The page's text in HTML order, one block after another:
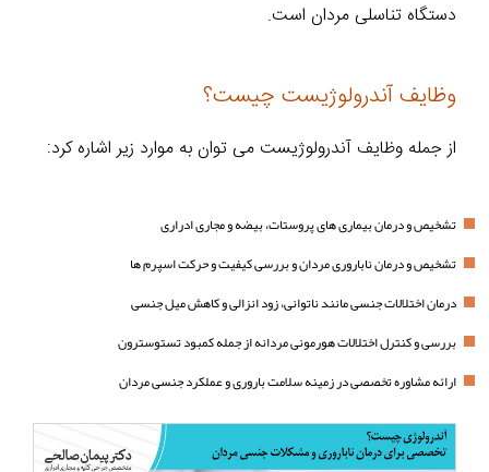
دستگاه تناسلی مردان است.
وظایف آندرولوژیست چیست؟
از جمله وظایف آندرولوژیست می‌ توان به موارد زیر اشاره کرد:
تشخیص و درمان بیماری‌ های پروستات، بیضه و مجاری ادراری
تشخیص و درمان ناباروری مردان و بررسی کیفیت و حرکت اسپرم‌ ها
درمان اختلالات جنسی مانند ناتوانی، زود انزالی و کاهش میل جنسی
بررسی و کنترل اختلالات هورمونی مردانه از جمله کمبود تستوسترون
ارائه مشاوره تخصصی در زمینه سلامت باروری و عملکرد جنسی مردان